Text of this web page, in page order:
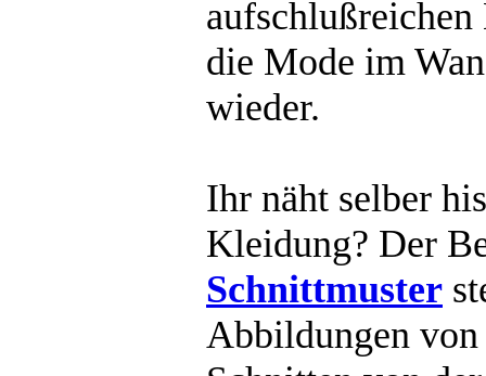
die Mode im
wieder.
Ihr näht selber
Kleidung? Der
Schnittmuster
Abbildungen